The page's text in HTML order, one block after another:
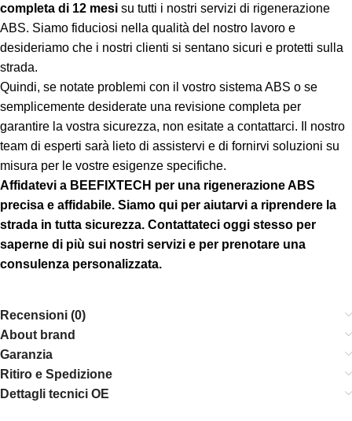
completa di 12 mesi su tutti i nostri servizi di rigenerazione
ABS. Siamo fiduciosi nella qualità del nostro lavoro e
desideriamo che i nostri clienti si sentano sicuri e protetti sulla
strada.
Quindi, se notate problemi con il vostro sistema ABS o se
semplicemente desiderate una revisione completa per
garantire la vostra sicurezza, non esitate a contattarci. Il nostro
team di esperti sarà lieto di assistervi e di fornirvi soluzioni su
misura per le vostre esigenze specifiche.
Affidatevi a BEEFIXTECH per una rigenerazione ABS
precisa e affidabile. Siamo qui per aiutarvi a riprendere la
strada in tutta sicurezza. Contattateci oggi stesso per
saperne di più sui nostri servizi e per prenotare una
consulenza personalizzata.
Recensioni (0)
About brand
Garanzia
Ritiro e Spedizione
Dettagli tecnici OE